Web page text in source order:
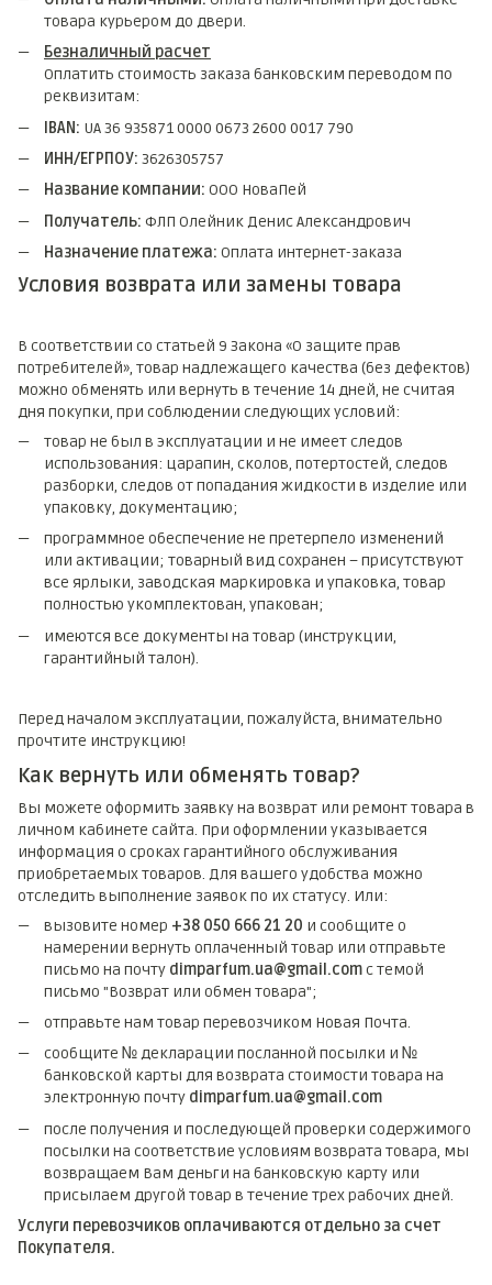
товара курьером до двери.
Безналичный расчет
Оплатить стоимость заказа банковским переводом по
реквизитам:
IBAN: UA 36 935871 0000 0673 2600 0017 790
ИНН/ЕГРПОУ: 3626305757
Название компании: ООО НоваПей
Получатель: ФЛП Олейник Денис Александрович
Назначение платежа: Оплата интернет-заказа
Условия возврата или замены товара
В соответствии со статьей 9 Закона «О защите прав
потребителей», товар надлежащего качества (без дефектов)
можно обменять или вернуть в течение 14 дней, не считая
дня покупки, при соблюдении следующих условий:
товар не был в эксплуатации и не имеет следов
использования: царапин, сколов, потертостей, следов
разборки, следов от попадания жидкости в изделие или
упаковку, документацию;
программное обеспечение не претерпело изменений
или активации; товарный вид сохранен – присутствуют
все ярлыки, заводская маркировка и упаковка, товар
полностью укомплектован, упакован;
имеются все документы на товар (инструкции,
гарантийный талон).
Перед началом эксплуатации, пожалуйста, внимательно
прочтите инструкцию!
Как вернуть или обменять товар?
Вы можете оформить заявку на возврат или ремонт товара в
личном кабинете сайта. При оформлении указывается
информация о сроках гарантийного обслуживания
приобретаемых товаров. Для вашего удобства можно
отследить выполнение заявок по их статусу. Или:
вызовите номер +38 050 666 21 20 и сообщите о
намерении вернуть оплаченный товар или отправьте
письмо на почту dimparfum.ua@gmail.comс темой
письмо "Возврат или обмен товара";
отправьте нам товар перевозчиком Новая Почта.
сообщите № декларации посланной посылки и №
банковской карты для возврата стоимости товара на
электронную почту dimparfum.ua@gmail.com
после получения и последующей проверки содержимого
посылки на соответствие условиям возврата товара, мы
возвращаем Вам деньги на банковскую карту или
присылаем другой товар в течение трех рабочих дней.
Услуги перевозчиков оплачиваются отдельно за счет
Покупателя.